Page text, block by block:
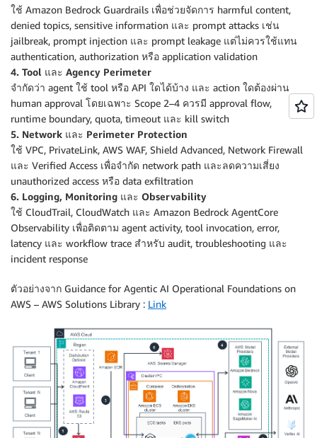
ใช้ Amazon Bedrock Guardrails เพื่อช่วยจัดการ harmful content,
denied topics, sensitive information และ prompt attacks เช่น
jailbreak, prompt injection และ prompt leakage แต่ไม่ควรใช้แทน
authentication, authorization หรือ application validation
4. Tool และ Agency Perimeter
จำกัดว่า agent ใช้ tool หรือ API ใดได้บ้าง และ action ใดต้องผ่าน
human approval โดยเฉพาะ Scope 2–4 ควรมี approval flow,
runtime boundary, quota, timeout และ kill switch
5. Network และ Perimeter Protection
ใช้ VPC, PrivateLink, AWS WAF, Shield Advanced, Network Firewall
และ Verified Access เพื่อจำกัด network path และลดความเสี่ยง
unauthorized access หรือ data exfiltration
6. Logging, Monitoring และ Observability
ใช้ CloudTrail, CloudWatch และ Amazon Bedrock AgentCore
Observability เพื่อติดตาม agent activity, tool invocation, error,
latency และ workflow trace สำหรับ audit, troubleshooting และ
incident response
ตัวอย่างจาก Guidance for Agentic AI Operational Foundations on
AWS – AWS Solutions Library : Link